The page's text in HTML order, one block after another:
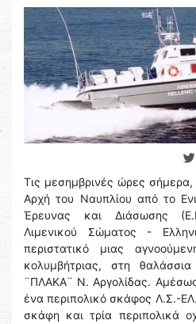
Τις μεσημβρινές ώρες
Αρχή του Ναυπλίου από το
Έρευνας και Διάσωσης
Λιμενικού Σώματος -
περιστατικό μιας
κολυμβήτριας, στη
¨ΠΛΑΚΑ¨ Ν. Αργολίδας.
ένα περιπολικό σκάφος Λ.Σ.-
σκάφη και τρία περιπολικά